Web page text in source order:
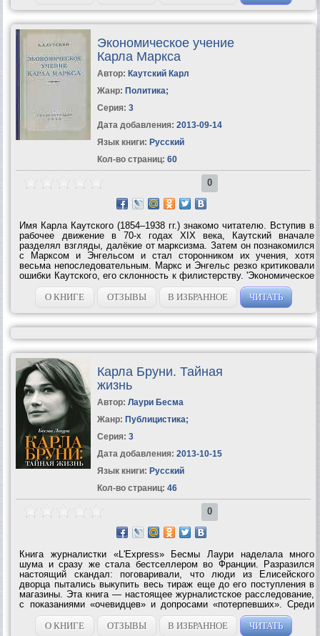
Экономическое учение
Карла Маркса
Автор: Каутский Карл
Жанр: Политика;
Серия: 3
Дата добавления: 2013-09-14
Язык книги: Русский
Кол-во страниц: 60
0
Имя Карла Каутского (1854–1938 гг.) знакомо читателю. Вступив в
рабочее движение в 70-х годах XIX века, Каутский вначале
разделял взгляды, далёкие от марксизма. Затем он познакомился
с Марксом и Энгельсом и стал сторонником их учения, хотя
весьма непоследовательным. Маркс и Энгельс резко критиковали
ошибки Каутского, его склонность к филистерству. 'Экономическое
учение Карла Маркса' — едва ли не самое известное из всего, что
вышло из-под...
О КНИГЕ ОТЗЫВЫ В ИЗБРАННОЕ ЧИТАТЬ
Карла Бруни. Тайная
жизнь
Автор: Лаури Бесма
Жанр: Публицистика;
Серия: 3
Дата добавления: 2013-10-15
Язык книги: Русский
Кол-во страниц: 46
0
Книга журналистки «L'Express» Бесмы Лаури наделала много
шума и сразу же стала бестселлером во Франции. Разразился
настоящий скандал: поговаривали, что люди из Елисейского
дворца пытались выкупить весь тираж еще до его поступления в
магазины. Эта книга — настоящее журналистское расследование,
с показаниями «очевидцев» и допросами «потерпевших». Среди
них оказались бывшие любовники Бруни, друзья, одноклассники,
дизайнеры,...
О КНИГЕ ОТЗЫВЫ В ИЗБРАННОЕ ЧИТАТЬ